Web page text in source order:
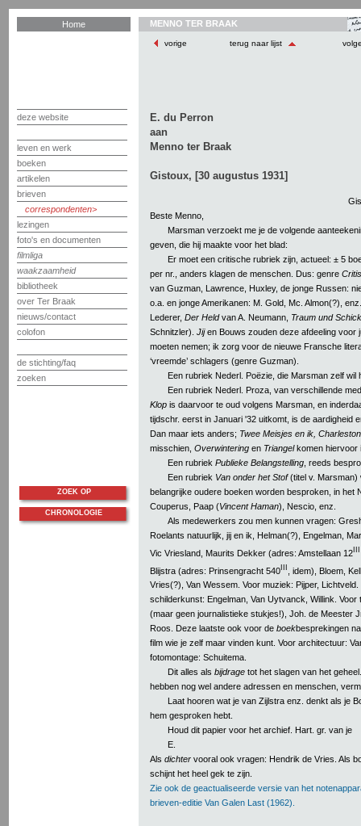
Home
deze website
leven en werk
boeken
artikelen
brieven
correspondenten
lezingen
foto's en documenten
filmliga
waakzaamheid
bibliotheek
over Ter Braak
nieuws/contact
colofon
de stichting/faq
zoeken
MENNO TER BRAAK
vorige terug naar lijst
E. du Perron
aan
Menno ter Braak
Gistoux, [30 augustus 1931]
Beste Menno,
Marsman verzoekt me je de volgende
geven, die hij maakte voor het blad:
Er moet een critische rubriek zijn, actueel: ± 5
per nr., anders klagen de menschen. Dus: genre
van Guzman, Lawrence, Huxley, de jonge Russen:
o.a. en jonge Amerikanen: M. Gold, Mc. Almon(?),
Lederer, Der Heldvan A. Neumann, Traum und
Schnitzler). Jijen Bouws zouden deze afdeeling voor
moeten nemen; ik zorg voor de nieuwe Fransche
‘vreemde’ schlagers (genre Guzman).
Een rubriek Nederl. Poëzie, die Marsman zelf wil
Een rubriek Nederl. Proza, van verschillende
Klop is daarvoor te oud volgens Marsman, en
tijdschr. eerst in Januari '32 uitkomt, is de aardigheid
Dan maar iets anders; Twee Meisjes en ik,
misschien, Overwintering en Triangelkomen hiervoor
Een rubriek Publieke Belangstelling , reeds
Een rubriek Van onder het Stof(titel v. Marsman)
belangrijke oudere boeken worden besproken, in het
Couperus, Paap (Vincent Haman), Nescio, enz.
Als medewerkers zou men kunnen vragen:
Roelants natuurlijk, jij en ik, Helman(?), Engelman,
Vic Vriesland, Maurits Dekker (adres: Amstellaan 12
Blijstra (adres: Prinsengracht 540
, idem), Bloem,
Vries(?), Van Wessem. Voor muziek: Pijper, Lichtveld.
schilderkunst: Engelman, Van Uytvanck, Willink. Voor
(maar geen journalistieke stukjes!), Joh. de Meester
Roos. Deze laatste ook voor de boekbesprekingen
film wie je zelf maar vinden kunt. Voor architectuur:
fotomontage: Schuitema.
Dit alles als bijdrage tot het slagen van het
hebben nog wel andere adressen en menschen,
Laat hooren wat je van Zijlstra enz. denkt als je
hem gesproken hebt.
Houd dit papier voor het archief. Hart. gr. van je
E.
Als dichter vooral ook vragen: Hendrik de Vries. Als
schijnt het heel gek te zijn.
Zie ook de geactualiseerde versie van het
brieven-editie Van Galen Last (1962).
ZOEK OP
CHRONOLOGIE